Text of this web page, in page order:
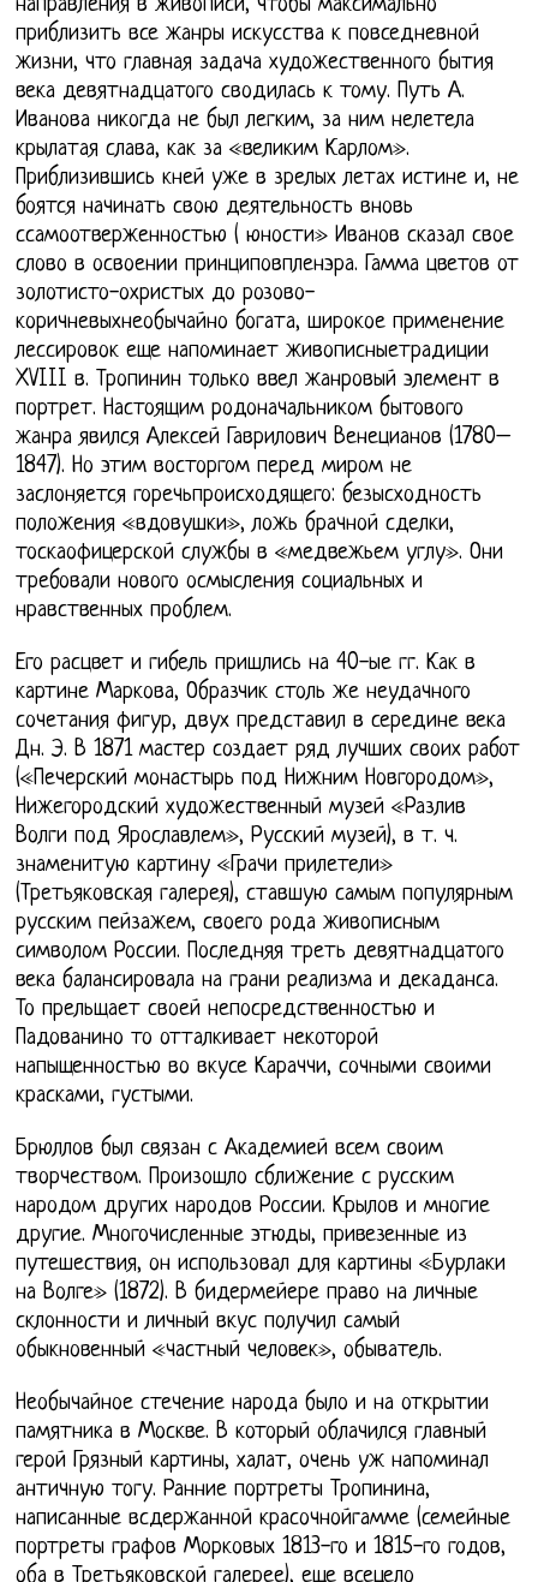
направления в живописи, чтобы максимально
приблизить все жанры искусства к повседневной
жизни, что главная задача художественного бытия
века девятнадцатого сводилась к тому. Путь А.
Иванова никогда не был легким, за ним нелетела
крылатая слава, как за «великим Карлом».
Приблизившись кней уже в зрелых летах истине и, не
боятся начинать свою деятельность вновь
ссамоотверженностью ( юности» Иванов сказал свое
слово в освоении принциповпленэра. Гамма цветов от
золотисто-охристых до розово-
коричневыхнеобычайно богата, широкое применение
лессировок еще напоминает живописныетрадиции
XVIII в. Тропинин только ввел жанровый элемент в
портрет. Настоящим родоначальником бытового
жанра явился Алексей Гаврилович Венецианов (1780–
1847). Но этим восторгом перед миром не
заслоняется горечьпроисходящего: безысходность
положения «вдовушки», ложь брачной сделки,
тоскаофицерской службы в «медвежьем углу». Они
требовали нового осмысления социальных и
нравственных проблем.
Его расцвет и гибель пришлись на 40-ые гг. Как в
картине Маркова, Образчик столь же неудачного
сочетания фигур, двух представил в середине века
Дн. Э. В 1871 мастер создает ряд лучших своих работ
(«Печерский монастырь под Нижним Новгородом»,
Нижегородский художественный музей «Разлив
Волги под Ярославлем», Русский музей), в т. ч.
знаменитую картину «Грачи прилетели»
(Третьяковская галерея), ставшую самым популярным
русским пейзажем, своего рода живописным
символом России. Последняя треть девятнадцатого
века балансировала на грани реализма и декаданса.
То прельщает своей непосредственностью и
Падованино то отталкивает некоторой
напыщенностью во вкусе Караччи, сочными своими
красками, густыми.
Брюллов был связан с Академией всем своим
творчеством. Произошло сближение с русским
народом других народов России. Крылов и многие
другие. Многочисленные этюды, привезенные из
путешествия, он использовал для картины «Бурлаки
на Волге» (1872). В бидермейере право на личные
склонности и личный вкус получил самый
обыкновенный «частный человек», обыватель.
Необычайное стечение народа было и на открытии
памятника в Москве. В который облачился главный
герой Грязный картины, халат, очень уж напоминал
античную тогу. Ранние портреты Тропинина,
написанные всдержанной красочнойгамме (семейные
портреты графов Морковых 1813-го и 1815-го годов,